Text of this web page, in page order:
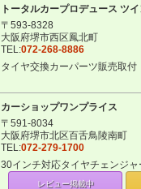
トータルカープロデュース ツ
〒593-8328
大阪府堺市西区鳳北町
TEL:072-268-8886
タイヤ交換カーパーツ販売取付
カーショップワンプライス
〒591-8034
大阪府堺市北区百舌鳥陵南町
TEL:072-279-1700
30インチ対応タイヤチェンジャ
レビュー掲載中